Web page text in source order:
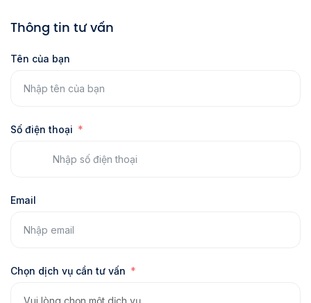
Thông tin tư vấn
Tên của bạn
Số điện thoại
Email
Chọn dịch vụ cần tư vấn